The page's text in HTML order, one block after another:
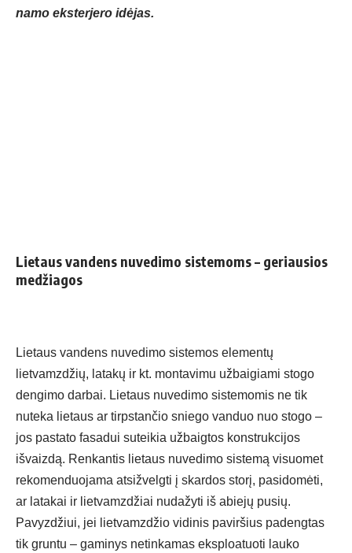
namo eksterjero idėjas.
Lietaus vandens nuvedimo sistemoms – geriausios
medžiagos
Lietaus vandens nuvedimo sistemos elementų
lietvamzdžių, latakų ir kt. montavimu užbaigiami stogo
dengimo darbai. Lietaus nuvedimo sistemomis ne tik
nuteka lietaus ar tirpstančio sniego vanduo nuo stogo –
jos pastato fasadui suteikia užbaigtos konstrukcijos
išvaizdą. Renkantis lietaus nuvedimo sistemą visuomet
rekomenduojama atsižvelgti į skardos storį, pasidomėti,
ar latakai ir lietvamzdžiai nudažyti iš abiejų pusių.
Pavyzdžiui, jei lietvamzdžio vidinis paviršius padengtas
tik gruntu – gaminys netinkamas eksploatuoti lauko